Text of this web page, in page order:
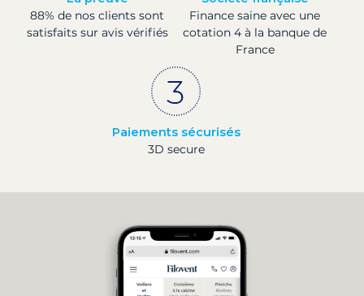
88% de nos clients sont
satisfaits sur avis vérifiés
Finance saine avec une
cotation 4 à la banque de
France
Paiements sécurisés
3D secure